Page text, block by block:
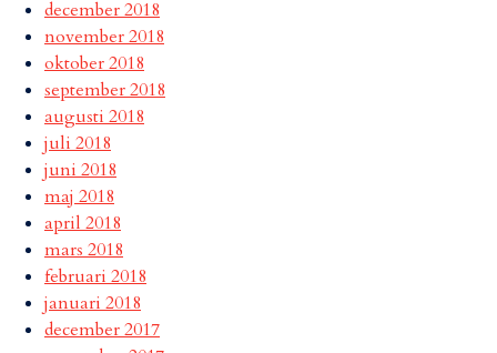
december 2018
november 2018
oktober 2018
september 2018
augusti 2018
juli 2018
juni 2018
maj 2018
april 2018
mars 2018
februari 2018
januari 2018
december 2017